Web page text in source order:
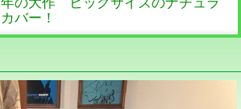
バー！